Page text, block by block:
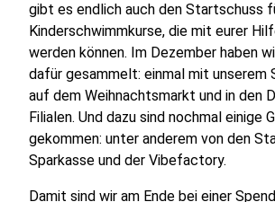
gibt es endlich auch den Startschuss
Kinderschwimmkurse, die mit eurer
werden können. Im Dezember haben
dafür gesammelt: einmal mit unserem
auf dem Weihnachtsmarkt und in den
Filialen. Und dazu sind nochmal einige
gekommen: unter anderem von den
Sparkasse und der Vibefactory.
Damit sind wir am Ende bei einer